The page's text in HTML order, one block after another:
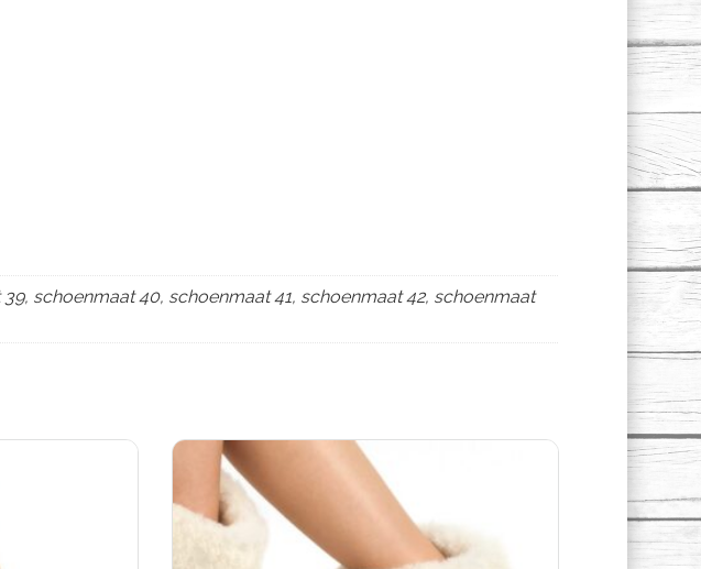
schoenmaat 40, schoenmaat 41, schoenmaat 42, schoenmaat